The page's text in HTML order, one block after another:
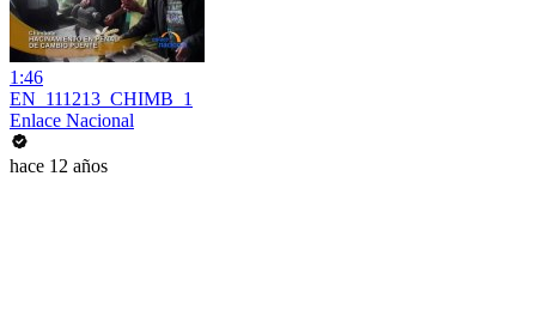
1:46
EN_111213_CHIMB_1
Enlace Nacional
hace 12 años